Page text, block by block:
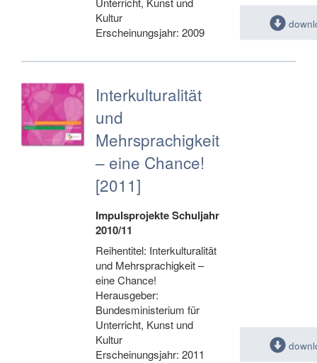
Kultur
Erscheinungsjahr: 2009
Interkulturalität
und
Mehrsprachigkeit
– eine Chance!
[2011]
Impulsprojekte Schuljahr
2010/11
Reihentitel: Interkulturalität
und Mehrsprachigkeit –
eine Chance!
Herausgeber:
Bundesministerium für
Unterricht, Kunst und
Kultur
Erscheinungsjahr: 2011